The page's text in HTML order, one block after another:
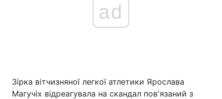
ad
Зірка вітчизняної легкої атлетики Ярослава
Магучіх відреагувала на скандал пов'язаний з